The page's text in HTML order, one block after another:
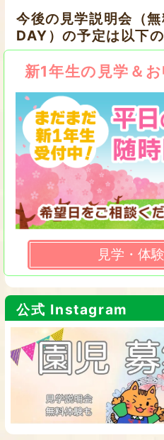
今後の見学説明会（
DAY）の予定は以下の
新1年生の見学＆
見学・体
公式 Instagram